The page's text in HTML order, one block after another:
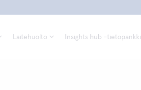
Laitehuolto Insights hub -tietopankki